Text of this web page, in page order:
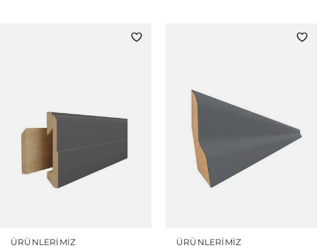
ÜRÜNLERIMIZ
ÜRÜNLERIMIZ